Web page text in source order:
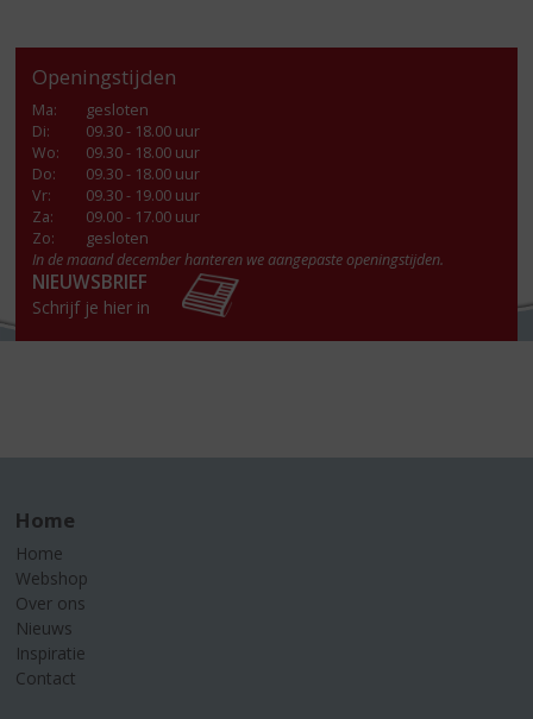
Openingstijden
Ma:
gesloten
Di:
09.30 - 18.00 uur
Wo:
09.30 - 18.00 uur
Do:
09.30 - 18.00 uur
Vr:
09.30 - 19.00 uur
Za:
09.00 - 17.00 uur
Zo:
gesloten
In de maand december hanteren we aangepaste openingstijden.
NIEUWSBRIEF
Schrijf je hier in
Home
Home
Webshop
Over ons
Nieuws
Inspiratie
Contact